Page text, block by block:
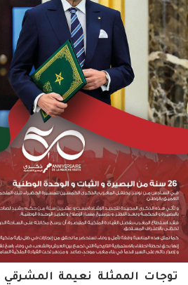
توجات الممثلة نعيمة المشرقي